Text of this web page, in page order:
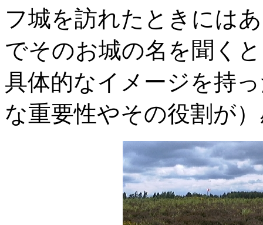
フ城を訪れたときには
でそのお城の名を聞く
具体的なイメージを持
な重要性やその役割が